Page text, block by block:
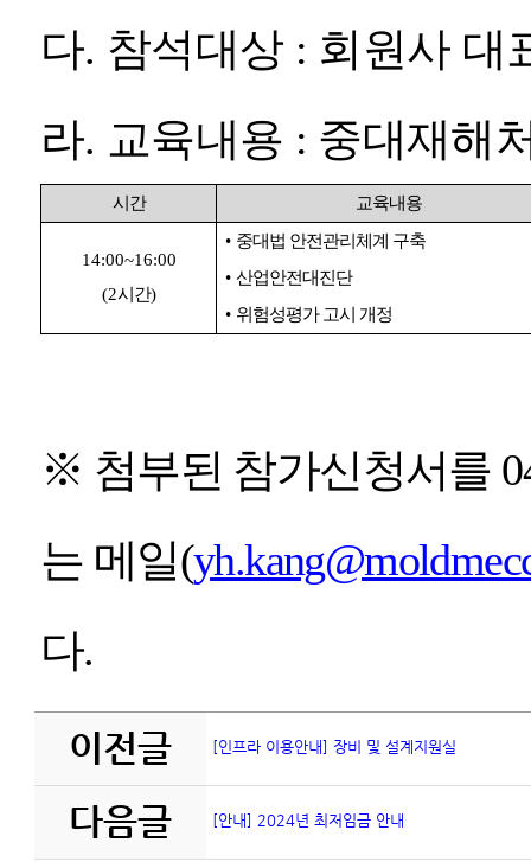
다. 참석대상 : 회원사 대
라. 교육내용 : 중대재해
시간 교육내용
14:00~16:00
(2시간)
• 중대법 안전관리체계 구축
• 산업안전대진단
• 위험성평가 고시 개정
※ 첨부된 참가신청서를
는 메일(
다.
이전글 [인프라 이용안내] 장비 및 설계지원실
다음글 [안내] 2024년 최저임금 안내